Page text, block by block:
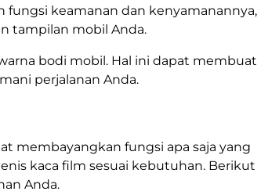
fungsi keamanan dan kenyamanannya,
tampilan mobil Anda.
bodi mobil. Hal ini dapat membuat
perjalanan Anda.
membayangkan fungsi apa saja yang
kaca film sesuai kebutuhan. Berikut
Anda.